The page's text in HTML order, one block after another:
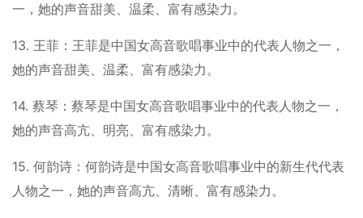
一，她的声音甜美、温柔、富有感染力。
13. 王菲：王菲是中国女高音歌唱事业中的代表人物之一，
她的声音甜美、温柔、富有感染力。
14. 蔡琴：蔡琴是中国女高音歌唱事业中的代表人物之一，
她的声音高亢、明亮、富有感染力。
15. 何韵诗：何韵诗是中国女高音歌唱事业中的新生代代表
人物之一，她的声音高亢、清晰、富有感染力。